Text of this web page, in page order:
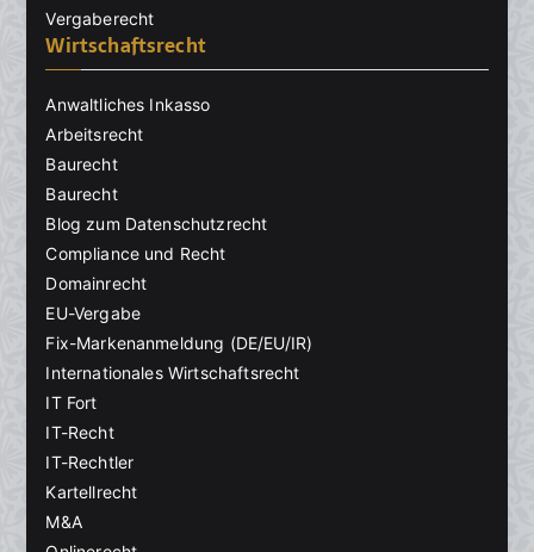
Vergaberecht
Wirtschaftsrecht
Anwaltliches Inkasso
Arbeitsrecht
Baurecht
Baurecht
Blog zum Datenschutzrecht
Compliance und Recht
Domainrecht
EU-Vergabe
Fix-Markenanmeldung (DE/EU/IR)
Internationales Wirtschaftsrecht
IT Fort
IT-Recht
IT-Rechtler
Kartellrecht
M&A